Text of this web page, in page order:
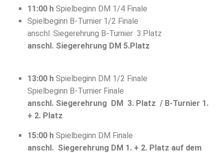
11:00 h Spielbeginn DM 1/4 Finale
Spielbeginn B-Turnier 1/2 Finale
anschl. Siegerehrung B-Turnier 3.Platz
anschl. Siegerehrung DM 5.Platz
13:00 h Spielbeginn DM 1/2 Finale
Spielbeginn B-Turnier Finale
anschl. Siegerehrung DM 3. Platz / B-Turnier 1.
+ 2. Platz
15:00 h Spielbeginn DM Finale
anschl. Siegerehrung DM 1. + 2. Platz auf dem